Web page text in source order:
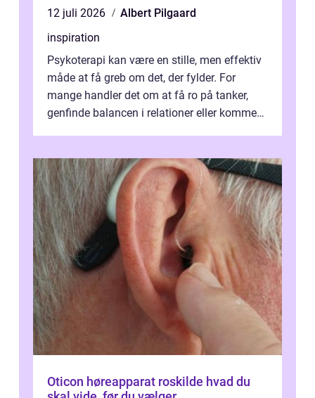
12 juli 2026
Albert Pilgaard
inspiration
Psykoterapi kan være en stille, men effektiv
måde at få greb om det, der fylder. For
mange handler det om at få ro på tanker,
genfinde balancen i relationer eller komme
Oticon høreapparat roskilde hvad du